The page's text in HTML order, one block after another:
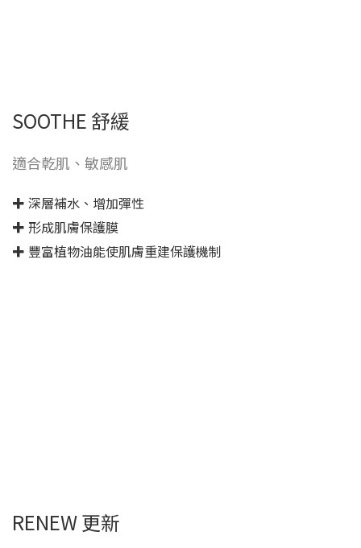
SOOTHE 舒緩
適合乾肌、敏感肌
✚ 深層補水、增加彈性
✚ 形成肌膚保護膜
✚ 豐富植物油能使肌膚重建保護機制
RENEW 更新